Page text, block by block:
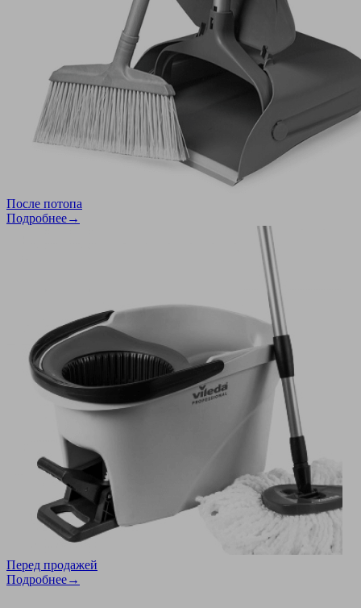
После потопа
Подробнее→
Перед продажей
Подробнее→